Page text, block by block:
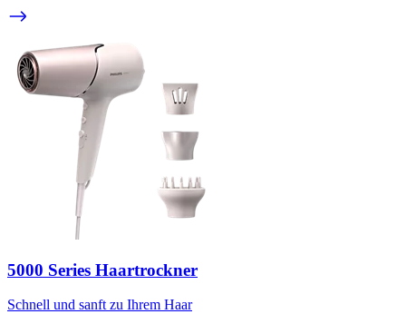
5000 Series Haartrockner
Schnell und sanft zu Ihrem Haar